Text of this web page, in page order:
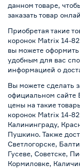
данном товаре,
заказать товар
Приобретая такие
коронок Matrix 14-
вы можете оформить
удобным для вас
информацией о
Вы можете сделать
официальном сайте
цены на такие
коронок Matrix 14-
Калининграду,
Пушкино. Также
Светлогорске,
Гусеве, Советске,
Кормиловке,